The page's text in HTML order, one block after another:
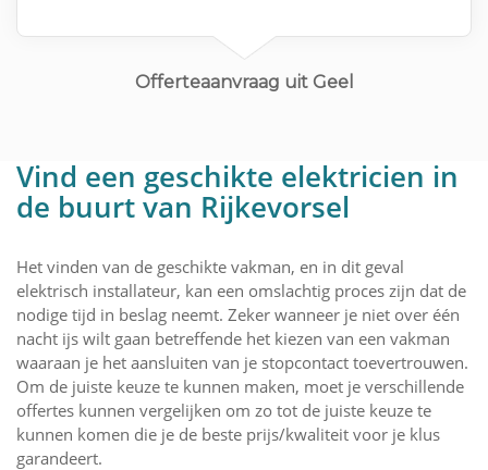
Offerteaanvraag uit Geel
Vind een geschikte elektricien in
de buurt van Rijkevorsel
Het vinden van de geschikte vakman, en in dit geval
elektrisch installateur, kan een omslachtig proces zijn dat de
nodige tijd in beslag neemt. Zeker wanneer je niet over één
nacht ijs wilt gaan betreffende het kiezen van een vakman
waaraan je het aansluiten van je stopcontact toevertrouwen.
Om de juiste keuze te kunnen maken, moet je verschillende
offertes kunnen vergelijken om zo tot de juiste keuze te
kunnen komen die je de beste prijs/kwaliteit voor je klus
garandeert.